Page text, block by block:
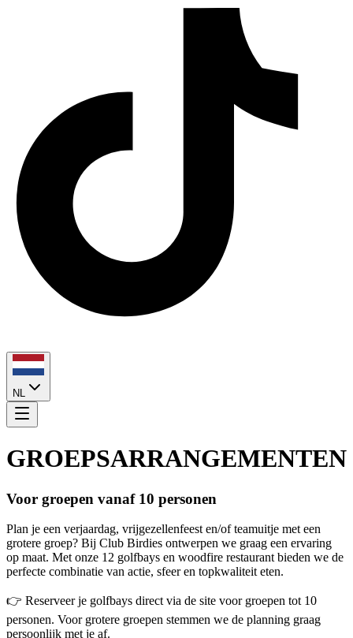
NL
GROEPSARRANGEMENTEN
Voor groepen vanaf 10 personen
Plan je een verjaardag, vrijgezellenfeest en/of teamuitje met een
grotere groep? Bij Club Birdies ontwerpen we graag een ervaring
op maat. Met onze 12 golfbays en woodfire restaurant bieden we de
perfecte combinatie van actie, sfeer en topkwaliteit eten.
👉 Reserveer je golfbays direct via de site voor groepen tot 10
personen. Voor grotere groepen stemmen we de planning graag
persoonlijk met je af.